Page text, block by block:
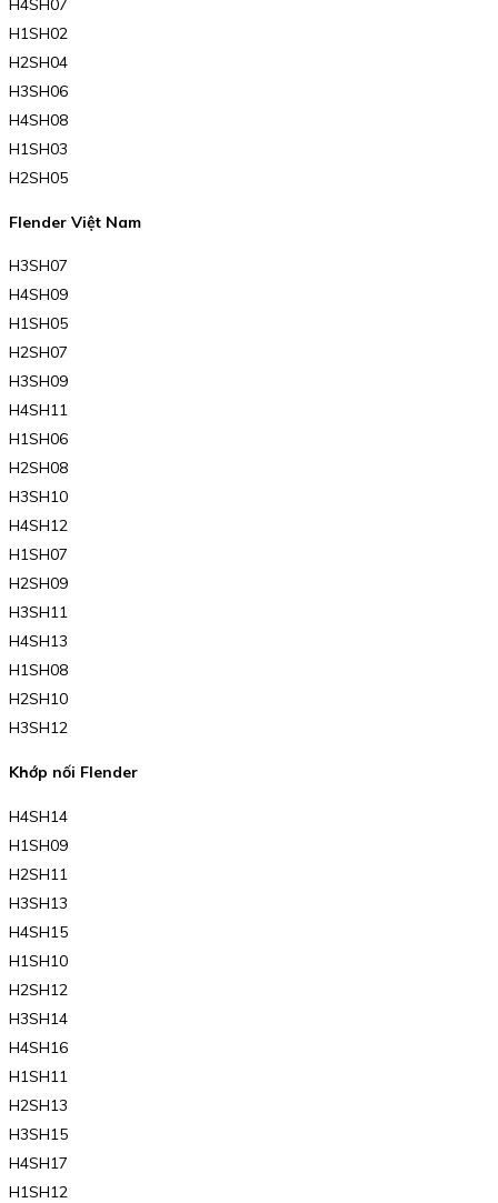
H4SH07
H1SH02
H2SH04
H3SH06
H4SH08
H1SH03
H2SH05
Flender Việt Nam
H3SH07
H4SH09
H1SH05
H2SH07
H3SH09
H4SH11
H1SH06
H2SH08
H3SH10
H4SH12
H1SH07
H2SH09
H3SH11
H4SH13
H1SH08
H2SH10
H3SH12
Khớp nối Flender
H4SH14
H1SH09
H2SH11
H3SH13
H4SH15
H1SH10
H2SH12
H3SH14
H4SH16
H1SH11
H2SH13
H3SH15
H4SH17
H1SH12